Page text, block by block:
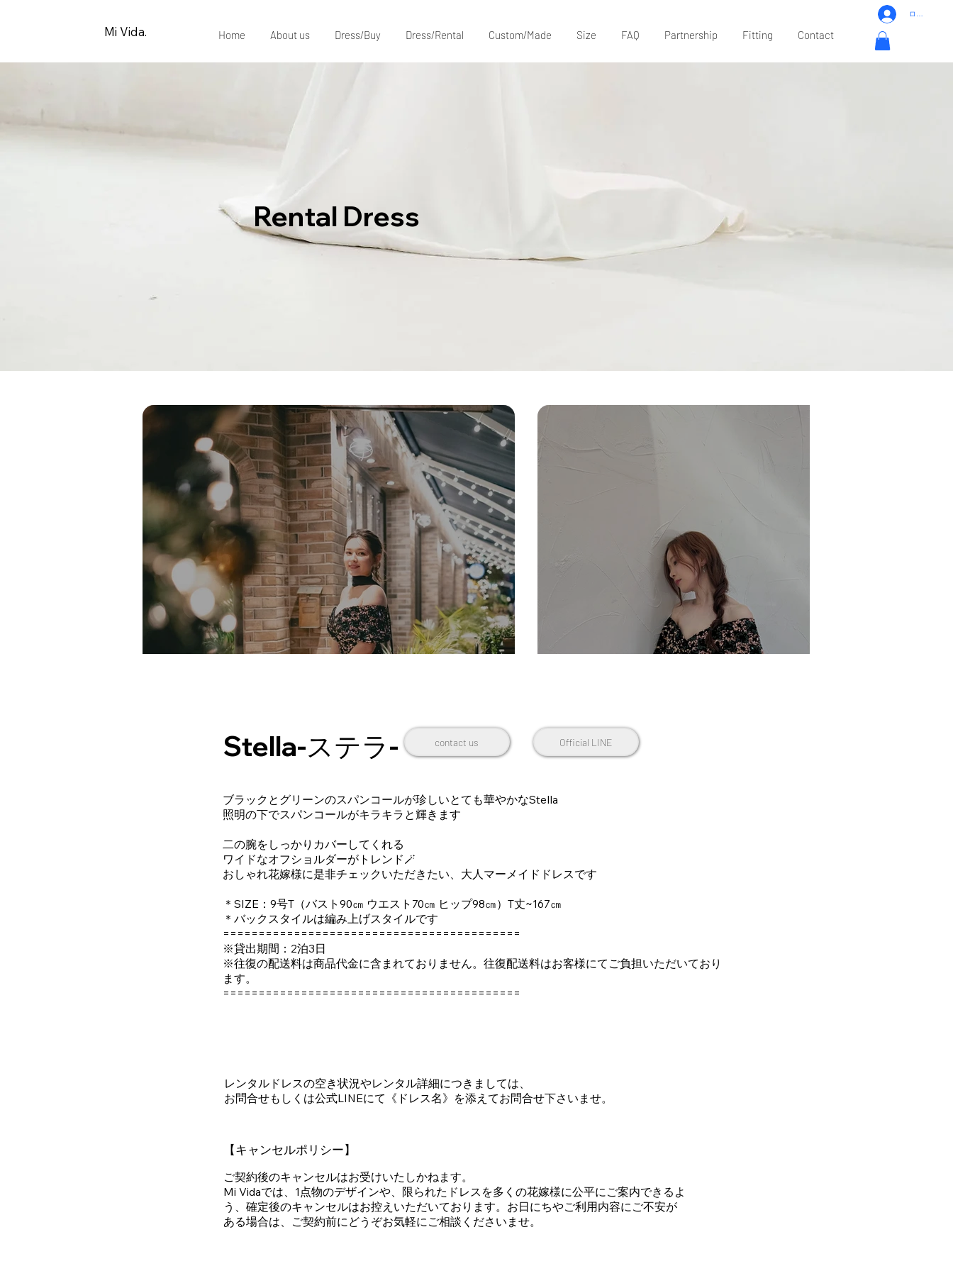
Mi Vida. Home About us Dress/Buy Dress/Rental Custom/Made Size FAQ Partnership Fitting Contact
ログイン
Rental Dress
Stella-ステラ- contact us Official LINE
ブラックとグリーンのスパンコールが珍しいとても華やかなStella
照明の下でスパンコールがキラキラと輝きます
二の腕をしっかりカバーしてくれる
ワイドなオフショルダーがトレンド🪄
おしゃれ花嫁様に是非チェックいただきたい、大人マーメイドドレスです
＊SIZE：9号T（バスト90㎝ ウエスト70㎝ ヒップ98㎝）T丈~167㎝
＊バックスタイルは編み上げスタイルです
==========================================
※貸出期間：2泊3日
※往復の配送料は商品代金に含まれておりません。往復配送料はお客様にてご負担いただいており
ます。
==========================================
レンタルドレスの空き状況やレンタル詳細につきましては、
お問合せもしくは公式LINEにて《ドレス名》を添えてお問合せ下さいませ。
【キャンセルポリシー】
ご契約後のキャンセルはお受けいたしかねます。
Mi Vidaでは、1点物のデザインや、限られたドレスを多くの花嫁様に公平にご案内できるよ
う、確定後のキャンセルはお控えいただいております。お日にちやご利用内容にご不安が
ある場合は、ご契約前にどうぞお気軽にご相談くださいませ。